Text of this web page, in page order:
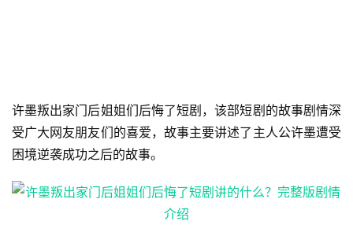
许墨叛出家门后姐姐们后悔了短剧，该部短剧的故事剧情深
受广大网友朋友们的喜爱，故事主要讲述了主人公许墨遭受
困境逆袭成功之后的故事。